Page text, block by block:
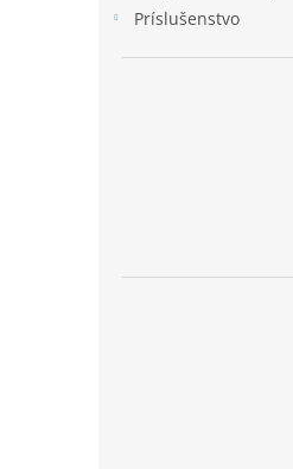
Príslušenstvo